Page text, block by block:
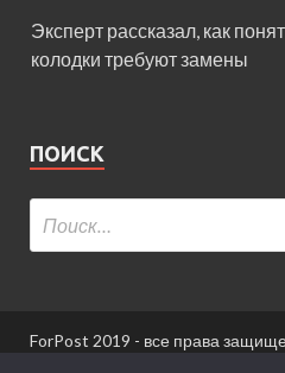
Эксперт рассказал, как
колодки требуют замены
ПОИСК
ForPost 2019 - все права